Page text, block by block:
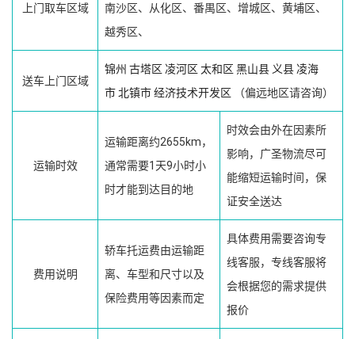
上门取车区域
南沙区、从化区、番禺区、增城区、黄埔区、
越秀区、
送车上门区域
锦州 古塔区 凌河区 太和区 黑山县 义县 凌海
市北镇市经济技术开发区 （偏远地区请咨询）
运输时效
运输距离约2655km，
通常需要1天9小时小
时才能到达目的地
时效会由外在因素所
影响，广圣物流尽可
能缩短运输时间，保
证安全送达
费用说明
轿车托运费由运输距
离、车型和尺寸以及
保险费用等因素而定
具体费用需要咨询专
线客服，专线客服将
会根据您的需求提供
报价